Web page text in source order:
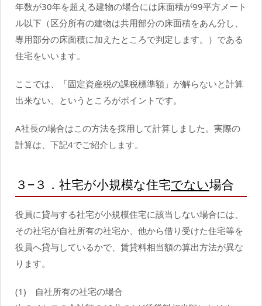
年数が30年を超える建物の場合には床面積が99平方メート
ル以下（区分所有の建物は共用部分の床面積をあん分し、
専用部分の床面積に加えたところで判定します。）である
住宅をいいます。
ここでは、「固定資産税の課税標準額」が解らないと計算
出来ない、というところがポイントです。
A社長の場合はこの方法を採用して計算しました。実際の
計算は、下記4でご紹介します。
３−３．社宅が小規模な住宅でない場合
役員に貸与する社宅が小規模住宅に該当しない場合には、
その社宅が自社所有の社宅か、他から借り受けた住宅等を
役員へ貸与しているかで、賃貸料相当額の算出方法が異な
ります。
(1) 自社所有の社宅の場合